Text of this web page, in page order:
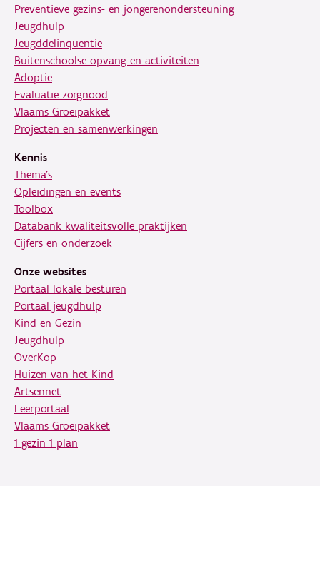
Preventieve gezins- en jongerenondersteuning
Jeugdhulp
Jeugddelinquentie
Buitenschoolse opvang en activiteiten
Adoptie
Evaluatie zorgnood
Vlaams Groeipakket
Projecten en samenwerkingen
Kennis
Thema's
Opleidingen en events
Toolbox
Databank kwaliteitsvolle praktijken
Cijfers en onderzoek
Onze websites
Portaal lokale besturen
Portaal jeugdhulp
Kind en Gezin
Jeugdhulp
OverKop
Huizen van het Kind
Artsennet
Leerportaal
Vlaams Groeipakket
1 gezin 1 plan